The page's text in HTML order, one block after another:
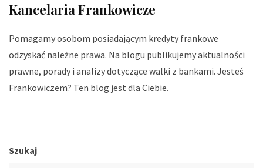
Kancelaria Frankowicze
Pomagamy osobom posiadającym kredyty frankowe
odzyskać należne prawa. Na blogu publikujemy aktualności
prawne, porady i analizy dotyczące walki z bankami. Jesteś
Frankowiczem? Ten blog jest dla Ciebie.
Szukaj